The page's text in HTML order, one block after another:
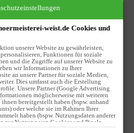
weist.de Cookies und
unserer Website zu gewährleisten,
Funktionen für soziale
und die Zugriffe auf unserer Website zu
wir Informationen zu Ihrer
an unsere Partner für soziale Medien,
Dies umfasst auch die Erstellung
Unsere Partner (Google Advertising
möglicherweise mit weiteren
ihnen bereitgestellt haben (bspw. anhand
oder welche sie im Rahmen Ihrer
haben (bspw. Nutzungsdaten anderer
zur Nutzung von Cookies und Pixeln
indem Sie auf den Datenschutz-